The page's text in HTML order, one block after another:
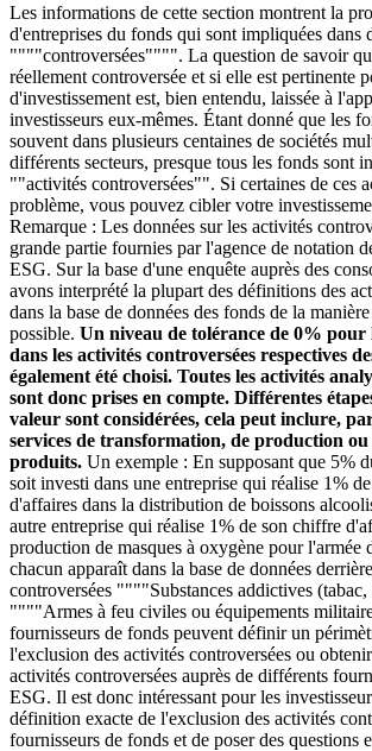
Les informations de cette section montrent la
d'entreprises du fonds qui sont impliquées dans
""""controversées"""". La question de savoir
réellement controversée et si elle est pertinente
d'investissement est, bien entendu, laissée à
investisseurs eux-mêmes. Étant donné que les
souvent dans plusieurs centaines de sociétés
différents secteurs, presque tous les fonds sont
""activités controversées"". Si certaines de ces
problème, vous pouvez cibler votre
Remarque : Les données sur les activités
grande partie fournies par l'agence de notation
ESG. Sur la base d'une enquête auprès des
avons interprété la plupart des définitions des
dans la base de données des fonds de la
possible. Un niveau de tolérance de 0%
dans les activités controversées respectives
également été choisi. Toutes les activités
sont donc prises en compte. Différentes
valeur sont considérées, cela peut inclure,
services de transformation, de production
produits. Un exemple : En supposant que 5%
soit investi dans une entreprise qui réalise 1%
d'affaires dans la distribution de boissons
autre entreprise qui réalise 1% de son chiffre
production de masques à oxygène pour l'armée
chacun apparaît dans la base de données
controversées """"Substances addictives
""""Armes à feu civiles ou équipements
fournisseurs de fonds peuvent définir un
l'exclusion des activités controversées ou
activités controversées auprès de différents
ESG. Il est donc intéressant pour les
définition exacte de l'exclusion des activités
fournisseurs de fonds et de poser des questions